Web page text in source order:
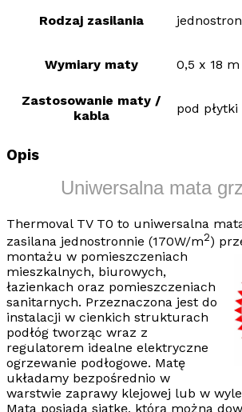
Rodzaj zasilania
Wymiary maty 0,5 x 18 m
Zastosowanie maty /
kabla
pod płytki
Opis
Uniwersalna mata
Thermoval TV T0 to uniwersalna
zasilana jednostronnie (170W/m2)
montażu w pomieszczeniach
mieszkalnych, biurowych,
łazienkach oraz pomieszczeniach
sanitarnych. Przeznaczona jest do
instalacji w cienkich strukturach
podłóg tworząc wraz z
regulatorem idealne elektryczne
ogrzewanie podłogowe. Matę
układamy bezpośrednio w
warstwie zaprawy klejowej lub w
Mata posiada siatkę, którą można